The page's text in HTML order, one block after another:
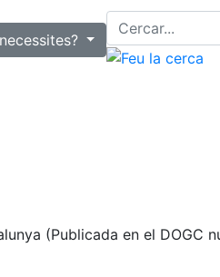
(Publicada en el DOGC